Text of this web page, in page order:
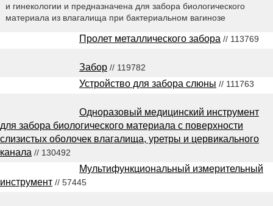
и гинекологии и предназначена для забора биологического
материала из влагалища при бактериальном вагинозе
Пролет металлического забора // 113769
Забор // 119782
Устройство для забора слюны // 111763
Одноразовый медицинский инструмент
для забора биологического материала с поверхности
слизистых оболочек влагалища, уретры и цервикального
канала // 130492
Мультифункциональный измерительный
инструмент // 57445